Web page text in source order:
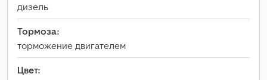
дизель
Тормоза:
торможение двигателем
Цвет: